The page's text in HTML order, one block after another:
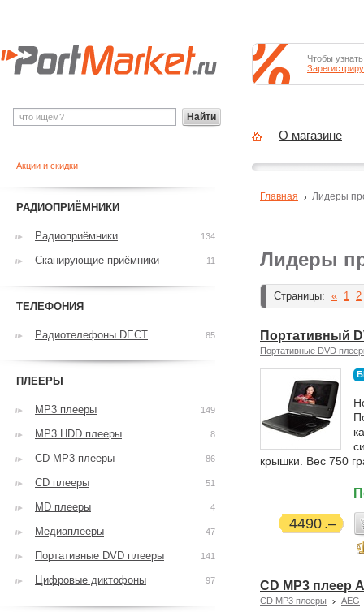
Лидеры
Страницы: « 1 2
Портативный
Портативные DVD
крышки. Вес 750
4490
CD MP3 плеер
CD MP3 плееры AEG
Главная Лидеры
Акции и скидки
РАДИОПРИЁМНИКИ
Радиоприёмники 134
Сканирующие приёмники 11
ТЕЛЕФОНИЯ
Радиотелефоны DECT 85
ПЛЕЕРЫ
MP3 плееры 149
MP3 HDD плееры 8
CD MP3 плееры 86
CD плееры 51
MD плееры 4
Медиаплееры 47
Портативные DVD плееры 141
Цифровые диктофоны 97
Найти
Чтобы
О магазине